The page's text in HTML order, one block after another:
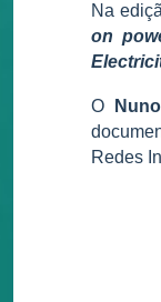
Na
on
O
Redes